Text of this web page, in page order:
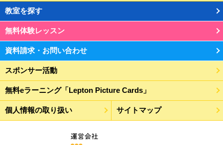
教室を探す
無料体験レッスン
資料請求・お問い合わせ
スポンサー活動
無料eラーニング「Lepton Picture Cards」
個人情報の取り扱い サイトマップ